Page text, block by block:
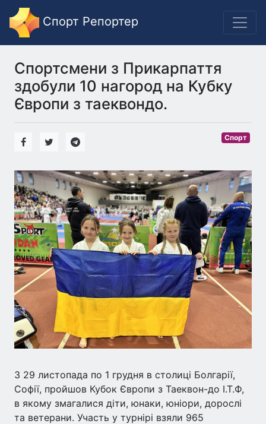
Спорт Репортер
Спортсмени з Прикарпаття
здобули 10 нагород на Кубку
Європи з таеквондо.
Спорт
З 29 листопада по 1 грудня в столиці Болгарії,
Софії, пройшов Кубок Європи з Таеквон-до І.Т.Ф,
в якому змагалися діти, юнаки, юніори, дорослі
та ветерани. Участь у турнірі взяли 965